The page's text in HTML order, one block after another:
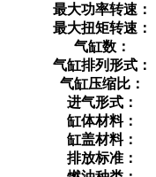
最大功率转速：
最大扭矩转速：
气缸数：
气缸排列形式：
气缸压缩比：
进气形式：
缸体材料：
缸盖材料：
排放标准：